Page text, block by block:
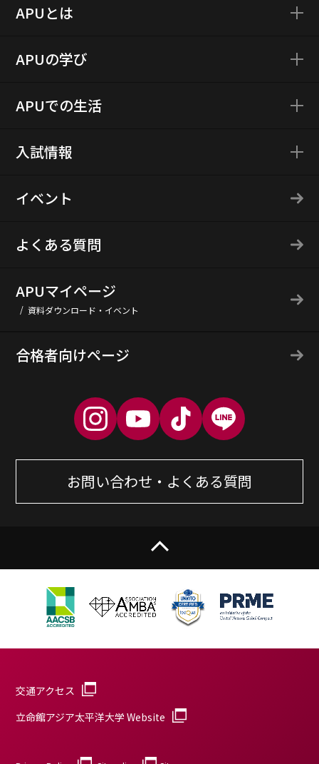
APUとは
APUの学び
APUでの生活
入試情報
イベント
よくある質問
APUマイページ
資料ダウンロード・イベント
合格者向けページ
お問い合わせ・よくある質問
交通アクセス
立命館アジア太平洋大学 Website